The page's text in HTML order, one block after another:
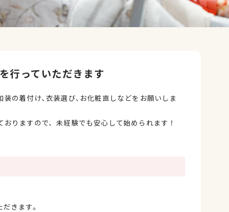
行っていただきます
の着付け､衣装選び､お化粧直しなどをお願いしま
りますので、未経験でも安心して始められます！
きます。